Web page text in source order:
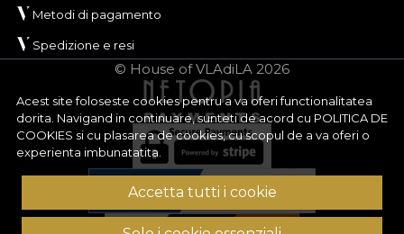
Acest site foloseste cookies pentru a va oferi functionalitatea
dorita. Navigand in continuare, sunteti de acord cu POLITICA DE
COOKIES si cu plasarea de cookies, cu scopul de a va oferi o
experienta imbunatatita.
Accetta tutti i cookie
Metodi di pagamento
Spedizione e resi
© House of VLAdiLA 2026